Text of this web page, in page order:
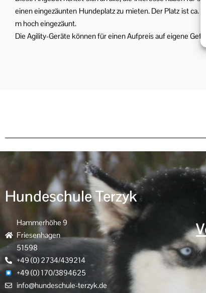
einen eingezäunten Hundeplatz zu mieten. Der Platz ist ca.
m hoch eingezäunt.
Die Agility-Geräte können für einen Aufpreis auf eigene
Hundeschule Terzyk
Hammerhöhe 9
Friesenhagen
51598
+49 (0) 2734/439214
+49 (0) 170/3894625
info@hundeschule-terzyk.de